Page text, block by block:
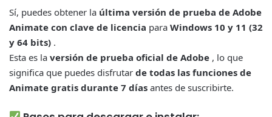
Sí, puedes obtener la última versión de prueba de Adobe
Animate con clave de licencia para Windows 10 y 11 (32
y 64 bits) .
Esta es la versión de prueba oficial de Adobe , lo que
significa que puedes disfrutar de todas las funciones de
Animate gratis durante 7 días antes de suscribirte.